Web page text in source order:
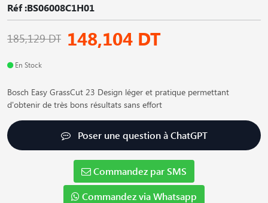
Réf :BS06008C1H01
185,129 DT 148,104 DT
En Stock
Bosch Easy GrassCut 23 Design léger et pratique permettant
d'obtenir de très bons résultats sans effort
Poser une question à ChatGPT
Commandez par SMS
Commandez via Whatsapp